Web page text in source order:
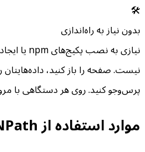
🛠️
بدون نیاز به راه‌اندازی
نیست. صفحه را باز کنید، داده‌هایتان
پرس‌وجو کنید. روی هر دستگاهی با
موارد استفاده از JSONPath